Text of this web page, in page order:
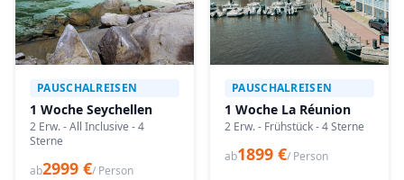
PAUSCHALREISEN
1 Woche Seychellen
2 Erw. - All Inclusive - 4
Sterne
ab2999 €/ Person
PAUSCHALREISEN
1 Woche La Réunion
2 Erw. - Frühstück - 4 Sterne
ab1899 €/ Person